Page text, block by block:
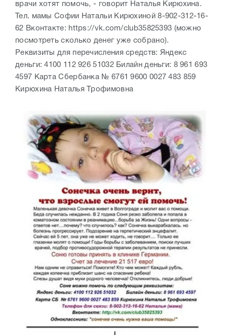
врачи хотят помочь, - говорит Наталья Кирюхина.
Тел. мамы Софии Натальи Кирюхиной 8-902-312-16-
62 Вконтакте: https://vk.com/club35825393 (можно
посмотреть сколько денег уже собрано).
Реквизиты для перечисления средств: Яндекс
деньги: 4100 112 926 51032 Билайн деньги: 8 961 693
4597 Карта Сбербанка № 6761 9600 0027 483 859
Кирюхина Наталья Трофимовна